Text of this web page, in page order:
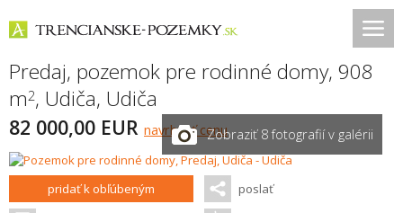
Predaj, pozemok pre rodinné domy, 908
m2, Udiča, Udiča
82 000,00 EUR navrhnúť cenuZobraziť 8 fotografií v galérii
pridať k obľúbeným poslať